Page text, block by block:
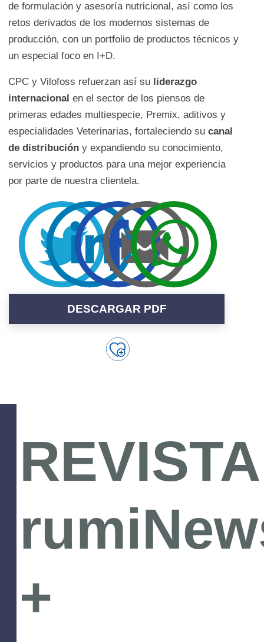
de formulación y asesoría nutricional, así como los
retos derivados de los modernos sistemas de
producción, con un portfolio de productos técnicos y
un especial foco en I+D.
CPC y Vilofoss refuerzan así su liderazgo
internacional en el sector de los piensos de
primeras edades multiespecie, Premix, aditivos y
especialidades Veterinarias, fortaleciendo su canal
de distribucióny expandiendo su conocimiento,
servicios y productos para una mejor experiencia
por parte de nuestra clientela.
DESCARGAR PDF
REVISTA
+